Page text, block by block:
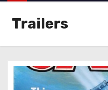
Trailers